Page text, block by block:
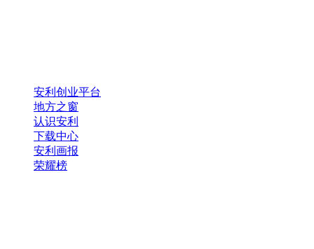
安利创业平台
地方之窗
认识安利
下载中心
安利画报
荣耀榜